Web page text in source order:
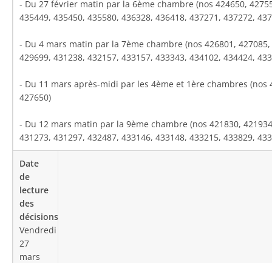
- Du 27 février matin par la 6ème chambre (nos 424650,
435449, 435450, 435580, 436328, 436418, 437271, 437272,
- Du 4 mars matin par la 7ème chambre (nos 426801,
429699, 431238, 432157, 433157, 433343, 434102, 434424,
- Du 11 mars après-midi par les 4ème et 1ère chambres (nos
427650)
- Du 12 mars matin par la 9ème chambre (nos 421830,
431273, 431297, 432487, 433146, 433148, 433215, 433829,
Vendredi
27
mars